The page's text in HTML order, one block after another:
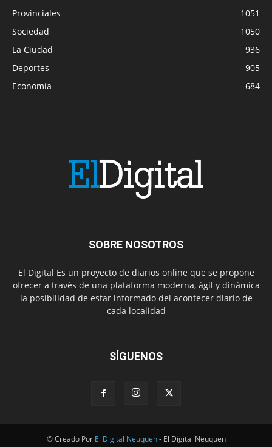
Provinciales
1051
Sociedad
1050
La Ciudad
936
Deportes
905
Economía
684
SOBRE NOSOTROS
El Digital Es un proyecto de diarios online que se propone
ofrecer a través de una plataforma moderna, ágil y dinámica
la posibilidad de estar informado del acontecer diario de
cada localidad
SÍGUENOS
© Creado Por El Digital Neuquen- El Digital Neuquen